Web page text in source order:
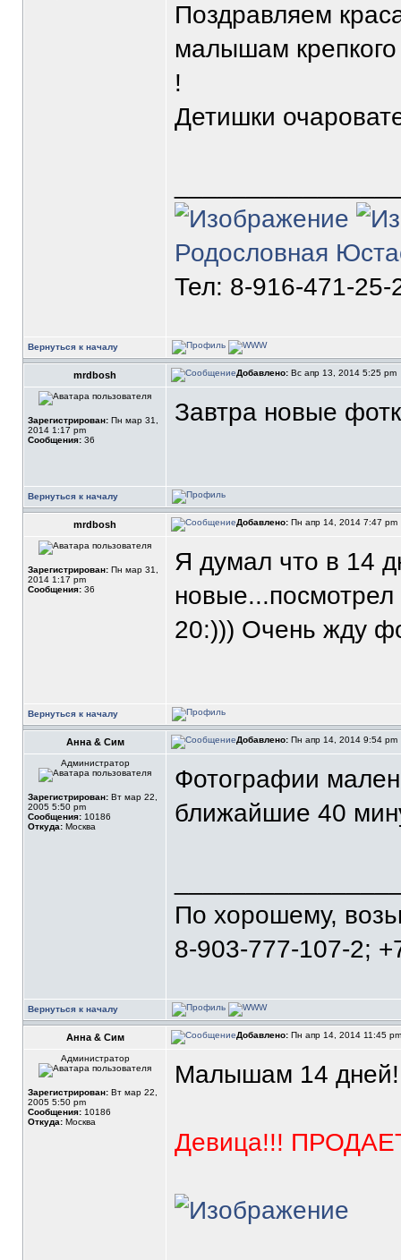
Поздравляем
малышам
!
Детишки
Родословная
Тел: 8-916-471-25-
Вернуться к началу
mrdbosh Добавлено: Вс апр 13, 2014 5:25 pm
Зарегистрирован: Пн мар 31,
2014 1:17 pm
Сообщения: 36
Завтра новые
Вернуться к началу
mrdbosh Добавлено: Пн апр 14, 2014 7:47 pm
Зарегистрирован: Пн мар 31,
2014 1:17 pm
Сообщения: 36
Я думал что в 14
20:))) Очень жду
Вернуться к началу
Анна & Сим Добавлено: Пн апр 14, 2014 9:54 pm
Администратор
Зарегистрирован: Вт мар 22,
2005 5:50 pm
Сообщения: 10186
Откуда: Москва
Фотографии
ближайшие 40
По хорошему,
8-903-777-107-2;
Вернуться к началу
Анна & Сим Добавлено: Пн апр 14, 2014 11:45
Администратор
Зарегистрирован: Вт мар 22,
2005 5:50 pm
Сообщения: 10186
Откуда: Москва
Малышам 14 дней!
Девица!!!